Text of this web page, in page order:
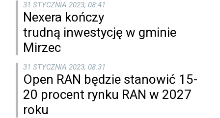
31 STYCZNIA 2023, 08:41
Nexera kończy
trudną inwestycję w gminie
Mirzec
31 STYCZNIA 2023, 08:31
Open RAN będzie stanowić 15-
20 procent rynku RAN w 2027
roku